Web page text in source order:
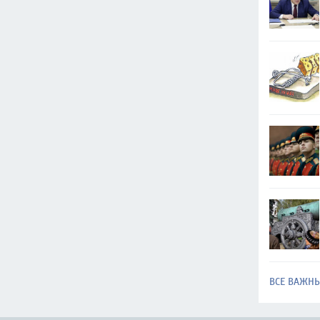
ВСЕ